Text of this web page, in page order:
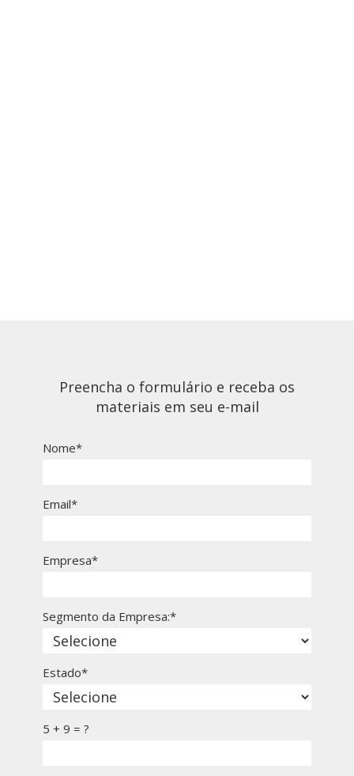
Preencha o formulário e receba os
materiais em seu e-mail
Nome*
Email*
Empresa*
Segmento da Empresa:*
Estado*
5 + 9 = ?